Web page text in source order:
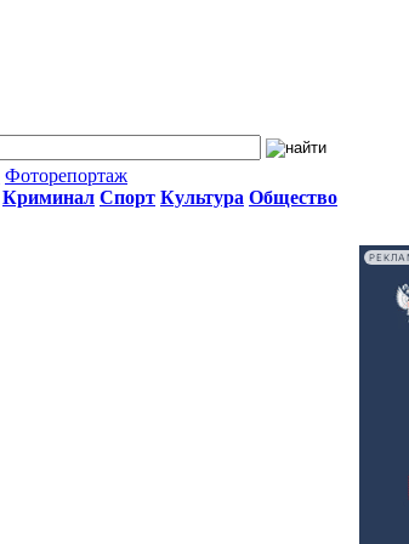
Фоторепортаж
Криминал Спорт Культура Общество